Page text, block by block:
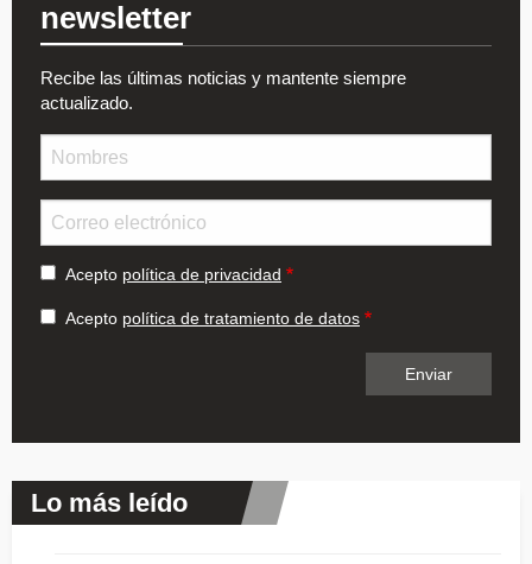
newsletter
Recibe las últimas noticias y mantente siempre
actualizado.
Acepto política de privacidad
Acepto política de tratamiento de datos
Lo más leído